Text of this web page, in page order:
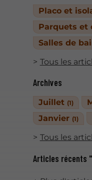
Placo et
Parquets et
Salles de
Tous les
Archives
Juillet (1)
Janvier (1)
Tous les
Articles récents